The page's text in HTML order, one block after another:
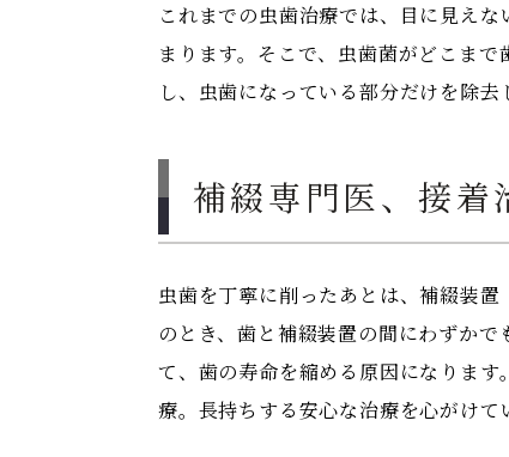
これまでの虫歯治療では、目に見え
まります。そこで、虫歯菌がどこま
し、虫歯になっている部分だけを除去
補綴専門医、接着
虫歯を丁寧に削ったあとは、補綴装
のとき、歯と補綴装置の間にわずか
て、歯の寿命を縮める原因になりま
療。長持ちする安心な治療を心がけて